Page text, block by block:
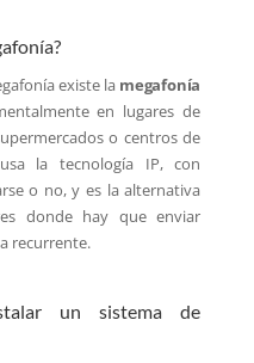
existe lamegafonía
en lugares de
o centros de
usa la tecnología IP, con
o no, y es la alternativa
donde hay que enviar
recurrente.
un sistema de